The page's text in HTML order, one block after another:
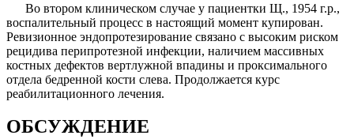
Во втором клиническом случае у пациентки Щ., 1954 г.р.,
воспалительный процесс в настоящий момент купирован.
Ревизионное эндопротезирование связано с высоким риском
рецидива перипротезной инфекции, наличием массивных
костных дефектов вертлужной впадины и проксимального
отдела бедренной кости сле­ва. Продолжается курс
реабилитационного лечения.
ОБСУЖДЕНИЕ